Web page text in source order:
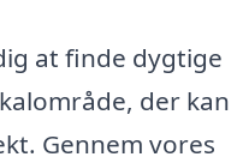
at finde dygtige
der kan
Gennem vores